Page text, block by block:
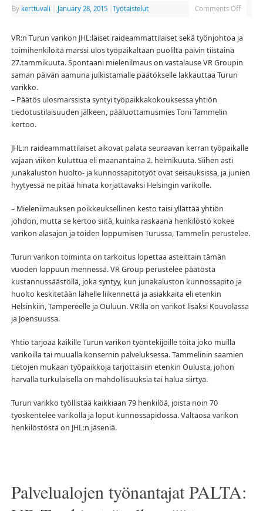
By kerttuvali January 28, 2015 Työtaistelut Comments Off
VR:n Turun varikon JHL:läiset raideammattilaiset sekä työnjohtoa ja
toimihenkilöitä marssi ulos työpaikaltaan puolilta päivin tiistaina
27.tammikuuta. Spontaani mielenilmaus on vastalause VR Groupin
saman päivän aamuna julkistamalle päätökselle lakkauttaa Turun
varikko.
– Päätös ulosmarssista syntyi työpaikkakokouksessa yhtiön
tiedotustilaisuuden jälkeen, pääluottamusmies Toni Tammelin
kertoo.
JHL:n raideammattilaiset aikovat palata seuraavan kerran työpaikalle
vajaan viikon kuluttua eli maanantaina 2. helmikuuta. Siihen asti
junakaluston huolto- ja kunnossapitotyöt ovat seisauksissa, ja junien
hyytyessä ne pitää hinata korjattavaksi Helsingin varikolle.
– Mielenilmauksen poikkeuksellinen kesto taisi yllättää yhtiön
johdon, mutta se kertoo siitä, kuinka raskaana henkilöstö kokee
varikon alasajon ja töiden loppumisen Turussa, Tammelin perustelee.
Turun varikon toiminta on tarkoitus lopettaa asteittain tämän
vuoden loppuun mennessä. VR Group perustelee päätöstä
kustannussäästöllä, joka syntyy, kun junakaluston kunnossapito ja
huolto keskitetään lähelle liikennettä ja asiakkaita eli etenkin
Helsinkiin, Tampereelle ja Ouluun. VR:llä on varikot lisäksi Kouvolassa
ja Joensuussa.
Yhtiö tarjoaa kaikille Turun varikon työntekijöille töitä joko muilla
varikoilla tai muualla konsernin palveluksessa. Tammelinin saamien
tietojen mukaan työpaikkoja tarjottaisiin etenkin Oulusta, johon
harvalla turkulaisella on mahdollisuuksia tai halua siirtyä.
Turun varikko työllistää kaikkiaan 79 henkilöä, joista noin 70
työskentelee varikolla ja loput kunnossapidossa. Valtaosa varikon
henkilöstöstä on JHL:n jäseniä.
Palvelualojen työnantajat PALTA: